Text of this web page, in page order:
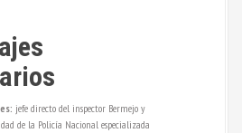
jefe directo del inspector Bermejo y
de la Policía Nacional especializada